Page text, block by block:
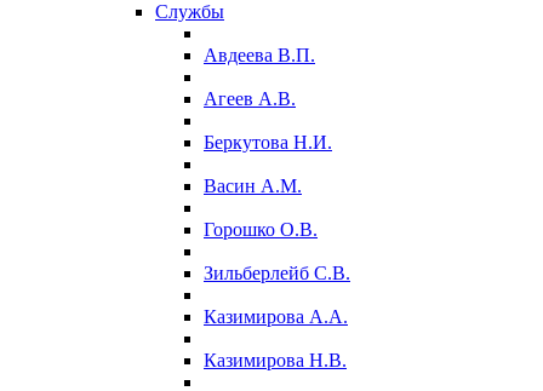
Службы
Авдеева В.П.
Агеев А.В.
Беркутова Н.И.
Васин А.М.
Горошко О.В.
Зильберлейб С.В.
Казимирова А.А.
Казимирова Н.В.